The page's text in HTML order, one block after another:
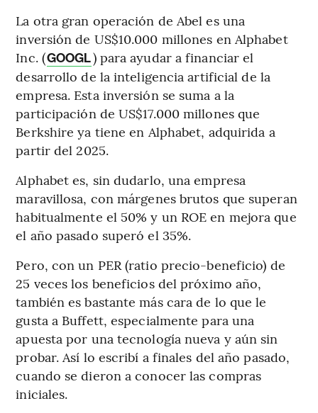
La otra gran operación de Abel es una
inversión de US$10.000 millones en Alphabet
Inc. (GOOGL) para ayudar a financiar el
desarrollo de la inteligencia artificial de la
empresa. Esta inversión se suma a la
participación de US$17.000 millones que
Berkshire ya tiene en Alphabet, adquirida a
partir del 2025.
Alphabet es, sin dudarlo, una empresa
maravillosa, con márgenes brutos que superan
habitualmente el 50% y un ROE en mejora que
el año pasado superó el 35%.
Pero, con un PER (ratio precio-beneficio) de
25 veces los beneficios del próximo año,
también es bastante más cara de lo que le
gusta a Buffett, especialmente para una
apuesta por una tecnología nueva y aún sin
probar. Así lo escribí a finales del año pasado,
cuando se dieron a conocer las compras
iniciales.